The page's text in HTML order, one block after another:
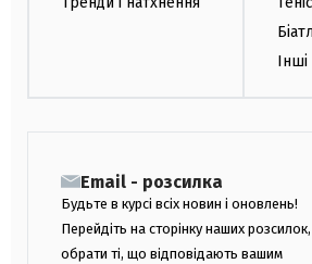
Email - розсилка
Будьте в курсі всіх новин і оновлень!
Перейдіть на сторінку наших
обрати ті, що відповідають вашим